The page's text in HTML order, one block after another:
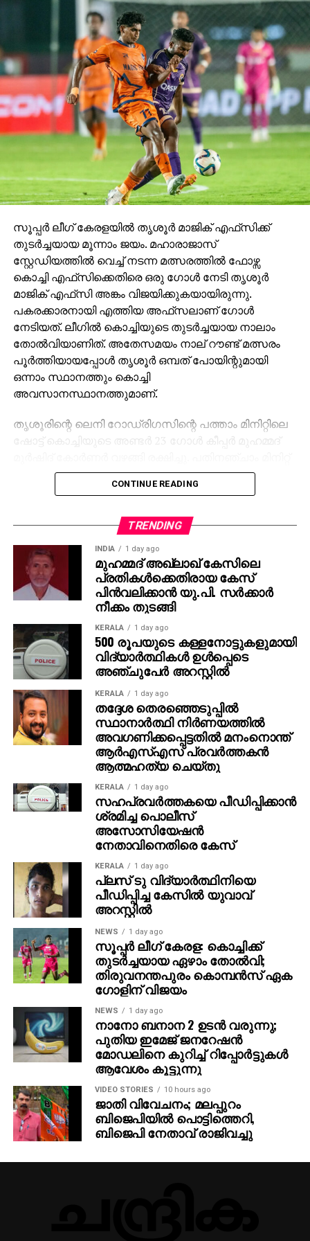
സെമി ഫൈനലില്‍ കടക്കാനുള്ള അവസരമാണ്
ബ്ലാസ്റ്റേഴ്‌സ് നഷ്ടപ്പെടുത്തിയത്. ആദ്യ രണ്ട്
മത്സരങ്ങളില്‍ യഥാക്രമം രാജസ്ഥാന്‍
യുനൈറ്റഡിനെയും സ്‌പോര്‍ട്ടിങ് ഡല്‍ഹിയെയും
ബ്ലാസ്റ്റേഴ്‌സ് തോല്‍പിച്ചിരുന്നു.
സൂപ്പര്‍ ലീഗ് കേരളയില്‍ തൃശൂര്‍ മാജിക് എഫ്‌സിക്ക്
തുടര്‍ച്ചയായ മൂന്നാം ജയം. മഹാരാജാസ്
സ്റ്റേഡിയത്തില്‍ വെച്ച് നടന്ന മത്സരത്തില്‍ ഫോഴ്സ
കൊച്ചി എഫ്‌സിക്കെതിരെ ഒരു ഗോള്‍ നേടി തൃശൂര്‍
മാജിക് എഫ്‌സി അങ്കം വിജയിക്കുകയായിരുന്നു.
പകരക്കാരനായി എത്തിയ അഫ്‌സലാണ് ഗോള്‍
നേടിയത്. ലീഗില്‍ കൊച്ചിയുടെ തുടര്‍ച്ചയായ നാലാം
തോല്‍വിയാണിത്. അതേസമയം നാല് റൗണ്ട് മത്സരം
പൂര്‍ത്തിയായപ്പോള്‍ തൃശൂര്‍ ഒമ്പത് പോയിന്റുമായി
ഒന്നാം സ്ഥാനത്തും കൊച്ചി
അവസാനസ്ഥാനത്തുമാണ്.
തൃശൂരിന്റെ ലെനി റോഡ്രിഗസിന്റെ പത്താം മിനിറ്റിലെ
ഷോട്ട് കൊച്ചിയുടെ അണ്ടര്‍ 23 ഗോള്‍ കീപ്പര്‍ മുഹമ്മദ്
തികയും മുന്‍പ് കൊച്ചിയുടെ സ്പാനിഷ് താരം റാമോണ്‍
ഗാര്‍ഷ്യ പരിക്കേറ്റ് പുറത്തിറങ്ങി. പകരക്കാരനായി
താരത്തിന്റെ 25ാം മിനിറ്റില്‍ താഴ്ന്നുവന്ന ഷോട്ട് തൃശൂര്‍
ഗോളി കമാലുദ്ധീന്‍ തടുത്തു. 32ാം മിനിറ്റില്‍ ഫ്രീകിക്കിന്
പിന്നാലെ ലഭിച്ച പന്ത് ലെനി റോഡ്രിഗസ് പോസ്റ്റിലേക്ക്
തൊടുത്തു വിട്ടെങ്കിലും കൊച്ചി കീപ്പര്‍ മുര്‍ഷിദ് ക്രോസ്
ബാറിന് മുകളിലൂടെ തട്ടി. മാര്‍ക്കസ് ജോസഫിന്റെ
ക്ലോസ് റെയിഞ്ച് ഹെഡ്ഡറും മുര്‍ഷിദ് തടുത്തു.
എന്നാല്‍ ഇവാന്‍ മാര്‍ക്കോവിച്ചിനെ പിന്‍വലിച്ച തൃശൂര്‍
ഉമാശങ്കറിനെ രണ്ടാം പകുതിയുടെ തുടക്കത്തില്‍
കൊണ്ടുവന്നു. 51ാം മിനിറ്റില്‍ എസ് കെ ഫയാസ്
വലതുവിങില്‍ നിന്ന് നല്‍കിയ ക്രോസിന് മാര്‍ക്കസ്
ജോസഫ് തലവെച്ചെങ്കിലും ക്രോസ് ബാറിന്
മുകളിലൂടെ പുറത്തേക്ക് പോയി. സജീഷിനെ പിന്‍വലിച്ച
കൊച്ചി നിജോ ഗില്‍ബര്‍ട്ടിനും എസ്‌കെ ഫായാസിന്
പകരം തൃശൂര്‍ ഫൈസല്‍ അലിക്കും അവസരം നല്‍കി.
80ാം മിനിറ്റില്‍ കൊച്ചിയുടെ മുഷറഫിനെ ഫൗള്‍ ചെയ്ത
ബിബിന്‍ അജയന് മഞ്ഞക്കാര്‍ഡ് ലഭിച്ചു.
എന്നാല്‍ 90ാം മിനിറ്റില്‍ തൃശൂര്‍ വിജയഗോള്‍
നേടുകയായിരുന്നു. 1-0 ന് തൃശൂര്‍ മാജിക് എഫ്‌സിക്ക്
മിന്നും വിജയം നേടാനായി.
CONTINUE READING
TRENDING
INDIA 1 day ago
മുഹമ്മദ് അഖ്‌ലാഖ് കേസിലെ
പ്രതികള്‍ക്കെതിരായ കേസ്
പിന്‍വലിക്കാന്‍ യു.പി. സര്‍ക്കാര്‍
നീക്കം തുടങ്ങി
KERALA 1 day ago
500 രൂപയുടെ കള്ളനോട്ടുകളുമായി
വിദ്യാര്‍ത്ഥികള്‍ ഉള്‍പ്പെടെ
അഞ്ചുപേര്‍ അറസ്റ്റില്‍
KERALA 1 day ago
തദ്ദേശ തെരഞ്ഞെടുപ്പില്‍
സ്ഥാനാര്‍ത്ഥി നിര്‍ണയത്തില്‍
അവഗണിക്കപ്പെട്ടതില്‍ മനംനൊന്ത്
ആര്‍എസ്എസ് പ്രവര്‍ത്തകന്‍
ആത്മഹത്യ ചെയ്തു
KERALA 1 day ago
സഹപ്രവര്‍ത്തകയെ പീഡിപ്പിക്കാന്‍
ശ്രമിച്ച പൊലീസ്
അസോസിയേഷന്‍
നേതാവിനെതിരെ കേസ്
KERALA 1 day ago
പ്ലസ് ടു വിദ്യാര്‍ത്ഥിനിയെ
പീഡിപ്പിച്ച കേസില്‍ യുവാവ്
അറസ്റ്റില്‍
NEWS 1 day ago
സൂപ്പര്‍ ലീഗ് കേരള: കൊച്ചിക്ക്
തുടര്‍ച്ചയായ ഏഴാം തോല്‍വി;
തിരുവനന്തപുരം കൊമ്പന്‍സ് ഏക
ഗോളിന് വിജയം
NEWS 1 day ago
നാനോ ബനാന 2 ഉടന്‍ വരുന്നു;
പുതിയ ഇമേജ് ജനറേഷന്‍
മോഡലിനെ കുറിച്ച് റിപ്പോര്‍ട്ടുകള്‍
ആവേശം കൂട്ടുന്നു
VIDEO STORIES 10 hours ago
ജാതി വിവേചനം; മലപ്പുറം
ബിജെപിയില്‍ പൊട്ടിത്തെറി,
ബിജെപി നേതാവ് രാജിവച്ചു